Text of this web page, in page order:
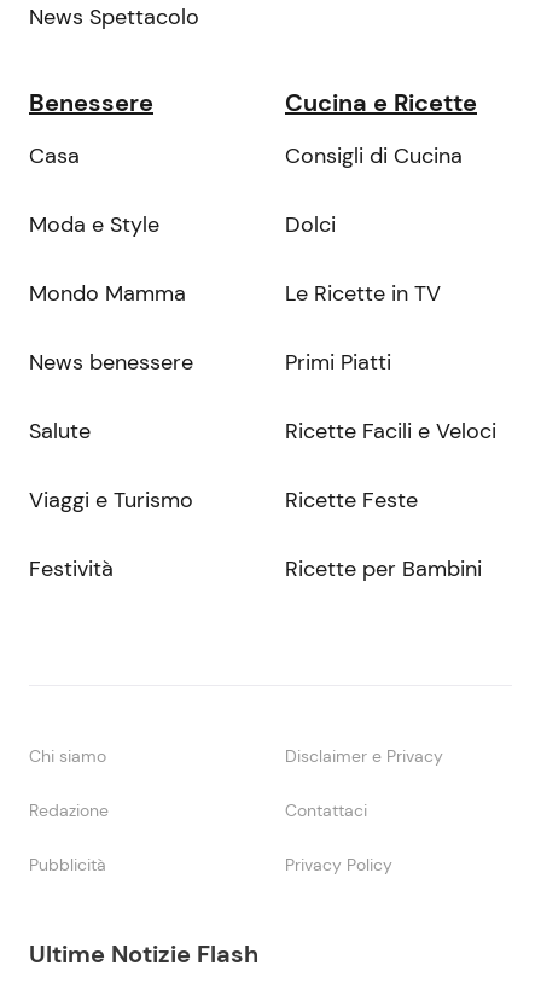
Ultime Notizie Flash
News Spettacolo
Benessere
Casa
Moda e Style
Mondo Mamma
News benessere
Salute
Viaggi e Turismo
Festività
Cucina e Ricette
Consigli di Cucina
Dolci
Le Ricette in TV
Primi Piatti
Ricette Facili e Veloci
Ricette Feste
Ricette per Bambini
Chi siamo Disclaimer e Privacy
Redazione Contattaci
Pubblicità Privacy Policy